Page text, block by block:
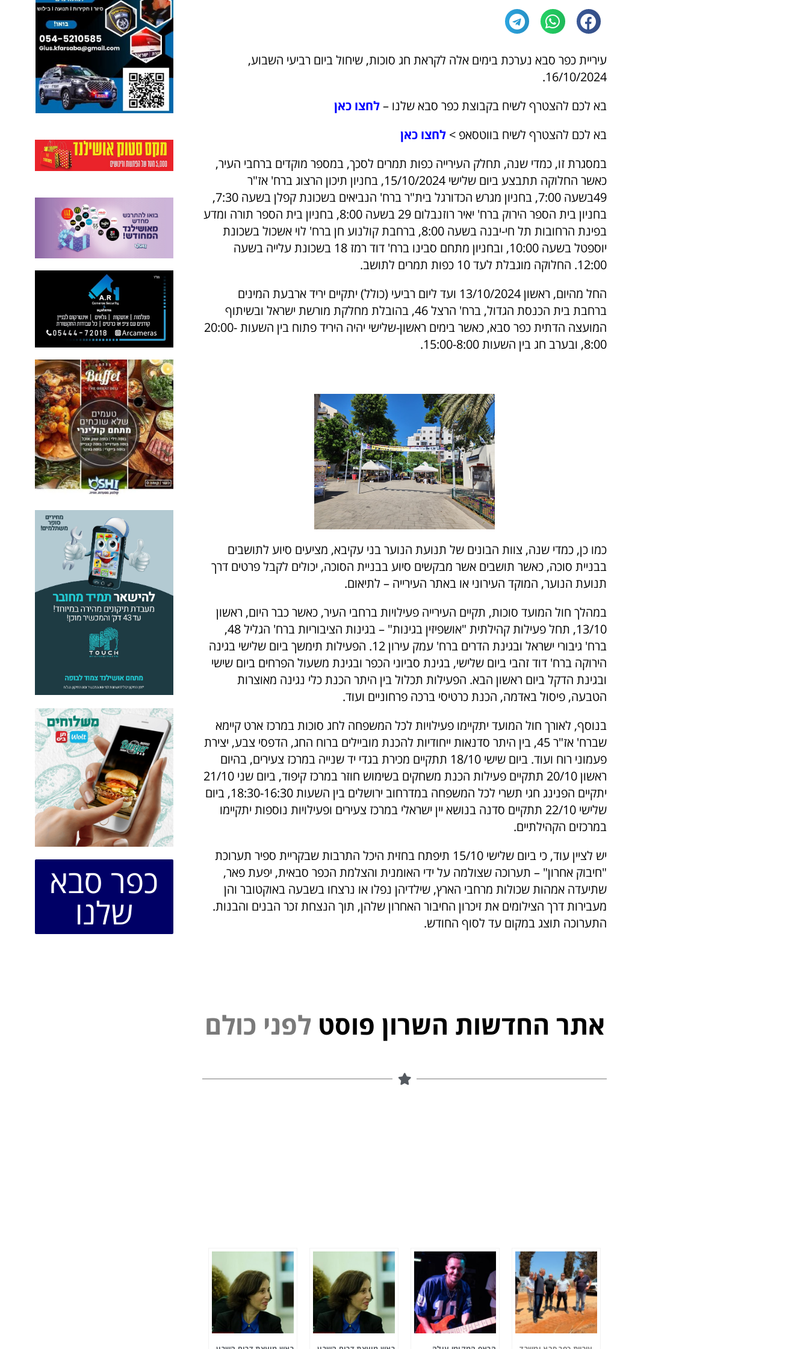
עיריית כפר סבא נערכת בימים אלה לקראת חג סוכות, שיחול ביום רביעי השבוע,
16/10/2024.
בא לכם להצטרף לשיח בקבוצת כפר סבא שלנו –לחצו כאן
בא לכם להצטרף לשיח בווטסאפ > לחצו כאן
במסגרת זו, כמדי שנה, תחלק העירייה כפות תמרים לסכך, במספר מוקדים ברחבי העיר,
כאשר החלוקה תתבצע ביום שלישי 15/10/2024, בחניון תיכון הרצוג ברח' אז"ר
49בשעה 7:00, בחניון מגרש הכדורגל בית"ר ברח' הנביאים בשכונת קפלן בשעה 7:30,
בחניון בית הספר הירוק ברח' יאיר רוזנבלום 29 בשעה 8:00, בחניון בית הספר תורה ומדע
בפינת הרחובות תל חי-יבנה בשעה 8:00, ברחבת קולנוע חן ברח' לוי אשכול בשכונת
יוספטל בשעה 10:00, ובחניון מתחם סבינו ברח' דוד רמז 18 בשכונת עלייה בשעה
12:00. החלוקה מוגבלת לעד 10 כפות תמרים לתושב.
החל מהיום, ראשון 13/10/2024 ועד ליום רביעי (כולל) יתקיים יריד ארבעת המינים
ברחבת בית הכנסת הגדול, ברח' הרצל 46, בהובלת מחלקת מורשת ישראל ובשיתוף
המועצה הדתית כפר סבא, כאשר בימים ראשון-שלישי יהיה היריד פתוח בין השעות 20:00-
8:00, ובערב חג בין השעות 15:00-8:00.
כמו כן, כמדי שנה, צוות הבונים של תנועת הנוער בני עקיבא, מציעים סיוע לתושבים
בבניית סוכה, כאשר תושבים אשר מבקשים סיוע בבניית הסוכה, יכולים לקבל פרטים דרך
תנועת הנוער, המוקד העירוני או באתר העירייה – לתיאום.
במהלך חול המועד סוכות, תקיים העירייה פעילויות ברחבי העיר, כאשר כבר היום, ראשון
13/10, תחל פעילות קהילתית "אושפיזין בגינות" – בגינות הציבוריות ברח' הגליל 48,
ברח' גיבורי ישראל ובגינת הדרים ברח' עמק עירון 12. הפעילות תימשך ביום שלישי בגינה
הירוקה ברח' דוד זהבי ביום שלישי, בגינת סביוני הכפר ובגינת משעול הפרחים ביום שישי
ובגינת הדקל ביום ראשון הבא. הפעילות תכלול בין היתר הכנת כלי נגינה מאוצרות
הטבעה, פיסול באדמה, הכנת כרטיסי ברכה פרחוניים ועוד.
בנוסף, לאורך חול המועד יתקיימו פעילויות לכל המשפחה לחג סוכות במרכז ארט קיימא
שברח' אז"ר 45, בין היתר סדנאות ייחודיות להכנת מוביילים ברוח החג, הדפסי צבע, יצירת
פעמוני רוח ועוד. ביום שישי 18/10 תתקיים מכירת בגדי יד שנייה במרכז צעירים, בהיום
ראשון 20/10 תתקיים פעילות הכנת משחקים בשימוש חוזר במרכז קיפוד, ביום שני 21/10
יתקיים הפנינג חגי תשרי לכל המשפחה במדרחוב ירושלים בין השעות 18:30-16:30, ביום
שלישי 22/10 תתקיים סדנה בנושא יין ישראלי במרכז צעירים ופעילויות נוספות יתקיימו
במרכזים הקהילתיים.
יש לציין עוד, כי ביום שלישי 15/10 תיפתח בחזית היכל התרבות שבקריית ספיר תערוכת
"חיבוק אחרון" – תערוכה שצולמה על ידי האומנית והצלמת הכפר סבאית, יפעת פאר,
שתיעדה אמהות שכולות מרחבי הארץ, שילדיהן נפלו או נרצחו בשבעה באוקטובר והן
מעבירות דרך הצילומים את זיכרון החיבור האחרון שלהן, תוך הנצחת זכר הבנים והבנות.
התערוכה תוצג במקום עד לסוף החודש.
אתר החדשות השרון פוסט י כולם
כפר סבא
שלנו